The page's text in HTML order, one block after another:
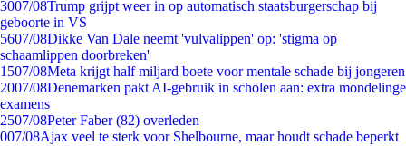
3007/08Trump grijpt weer in op automatisch staatsburgerschap bij
geboorte in VS
5607/08Dikke Van Dale neemt 'vulvalippen' op: 'stigma op
schaamlippen doorbreken'
1507/08Meta krijgt half miljard boete voor mentale schade bij jongeren
2007/08Denemarken pakt AI-gebruik in scholen aan: extra mondelinge
examens
2507/08Peter Faber (82) overleden
007/08Ajax veel te sterk voor Shelbourne, maar houdt schade beperkt